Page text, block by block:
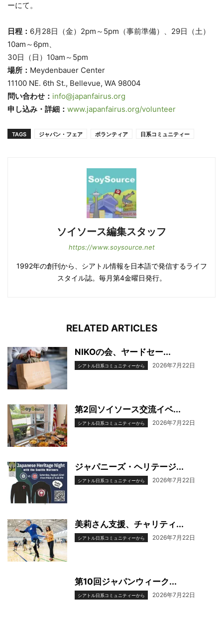
ーにて。
日程： 6月28日（金）2pm～5pm（事前準備）、29日（土）
10am～6pm、
30日（日）10am～5pm
場所： Meydenbauer Center
11100 NE. 6th St., Bellevue, WA 98004
問い合わせ： info@japanfairus.org
申し込み・詳細： www.japanfairus.org/volunteer
TAGS ジャパン・フェア ボランティア 日系コミュニティー
ソイソース編集スタッフ
https://www.soysource.net
1992年の創刊から、シアトル情報を日本語で発信するライフ
スタイル誌。毎月第4金曜日発行。
RELATED ARTICLES
NIKOの会、ヤードセー...
シアトル日系コミュニティーから 2026年7月22日
第2回ソイソース交流イベ...
シアトル日系コミュニティーから 2026年7月22日
ジャパニーズ・ヘリテージ...
シアトル日系コミュニティーから 2026年7月22日
美莉さん支援、チャリティ...
シアトル日系コミュニティーから 2026年7月22日
第10回ジャパンウィーク...
シアトル日系コミュニティーから 2026年7月22日